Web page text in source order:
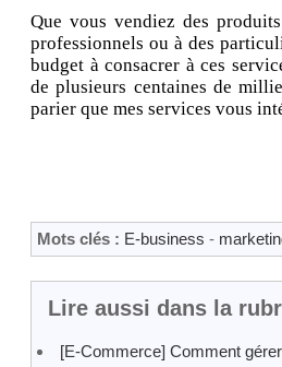
Que vous vendiez des
professionnels ou à des
budget à consacrer à ces
de plusieurs centaines de
parier que mes services vous
Mots clés : E-business -
Lire aussi dans la
[E-Commerce] Comment